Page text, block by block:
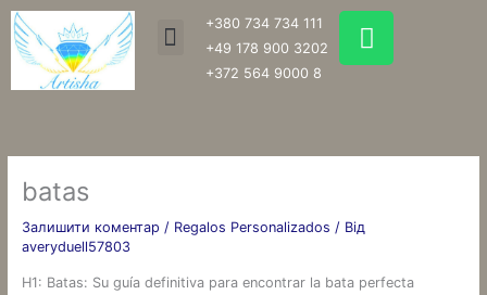
Перейти
до
вмісту
Menu
+380 734 734 111
+49 178 900 3202
+372 564 9000 8
W
h
a
batas
Залишити коментар / Regalos Personalizados / Від
averyduell57803
H1: Batas: Su guía definitiva para encontrar la bata perfecta